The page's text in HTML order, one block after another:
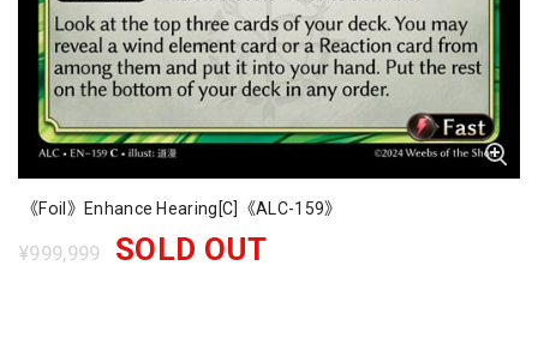
《Foil》Enhance Hearing[C]《ALC-159》
¥999,999 SOLD OUT